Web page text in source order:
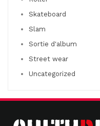
Skateboard
Slam
Sortie d'album
Street wear
Uncategorized